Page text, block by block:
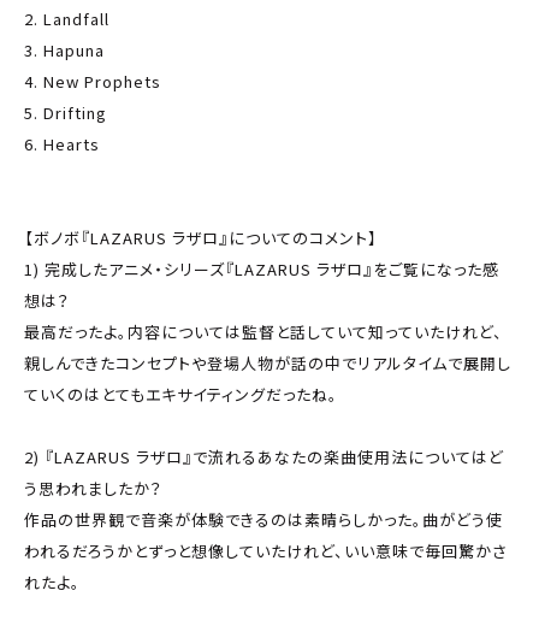
2. Landfall
3. Hapuna
4. New Prophets
5. Drifting
6. Hearts
【ボノボ『LAZARUS ラザロ』についてのコメント】
1) 完成したアニメ・シリーズ『LAZARUS ラザロ』をご覧になった感
想は？
最高だったよ。内容については監督と話していて知っていたけれど、
親しんできたコンセプトや登場人物が話の中でリアルタイムで展開し
ていくのはとてもエキサイティングだったね。
2) 『LAZARUS ラザロ』で流れるあなたの楽曲使用法についてはど
う思われましたか？
作品の世界観で音楽が体験できるのは素晴らしかった。曲がどう使
われるだろうかとずっと想像していたけれど、いい意味で毎回驚かさ
れたよ。